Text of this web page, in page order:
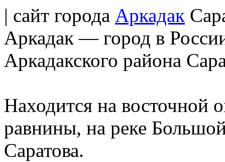
| сайт города Аркадак
Аркадак — город в
Аркадакского района
Находится на восточной
равнины, на реке
Саратова.